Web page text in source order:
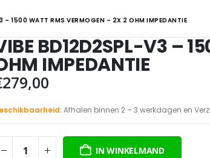
– 1500 WATT RMS VERMOGEN – 2X 2 OHM IMPEDANTIE
BD12D2SPL-V3 –
IMPEDANTIE
279,00
Afhalen binnen 2 – 3 werkdagen en
IN WINKELMAND